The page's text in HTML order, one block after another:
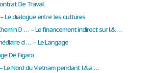
De Travail
Le dialogue entre les cultures
D … – Le financement indirect sur l& …
d … – Le Langage
De Figaro
Le Nord du Vietnam pendant l&a …